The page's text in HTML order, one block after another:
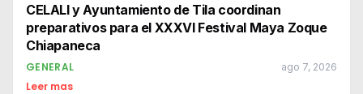
CELALI y Ayuntamiento de Tila coordinan
preparativos para el XXXVI Festival Maya Zoque
Chiapaneca
GENERAL ago 7, 2026
Leer mas